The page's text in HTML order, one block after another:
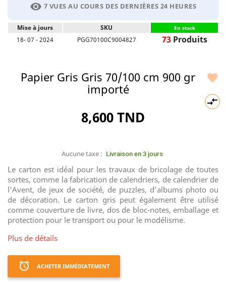
visibility 7 VUES AU COURS DES DERNIÈRES 24 HEURES
Mise à jours SKU En stock
18- 07 - 2024 PGG70100C9004827 73Produits


Papier Gris Gris 70/100 cm 900 gr
importé
8,600 TND
Aucune taxe : Livraison en 3 jours
Le carton est idéal pour les travaux de bricolage de toutes
sortes, comme la fabrication de calendriers, de calendrier de
l'Avent, de jeux de société, de puzzles, d’albums photo ou
de décoration. Le carton gris peut également être utilisé
comme couverture de livre, dos de bloc-notes, emballage et
protection pour le transport ou pour le modélisme.
Plus de détails
access_alarm ACHETER IMMÉDIATEMENT